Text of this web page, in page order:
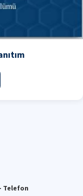
Telefon